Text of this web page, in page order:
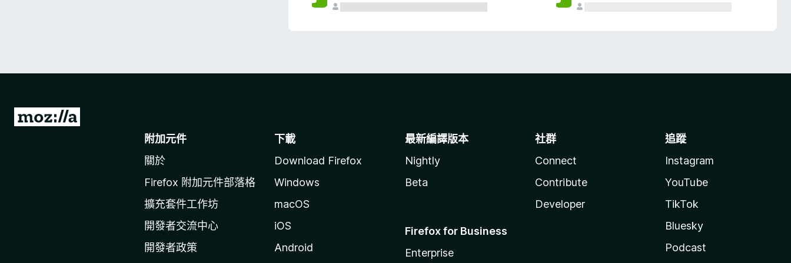
前
附加元件
關於
Firefox 附加元件部落格
擴充套件工作坊
開發者交流中心
開發者政策
下載
Download Firefox
Windows
macOS
iOS
Android
最新編譯版本
Nightly
Beta
Firefox for Business
Enterprise
社群
Connect
Contribute
Developer
追蹤
Instagram
YouTube
TikTok
Bluesky
Podcast